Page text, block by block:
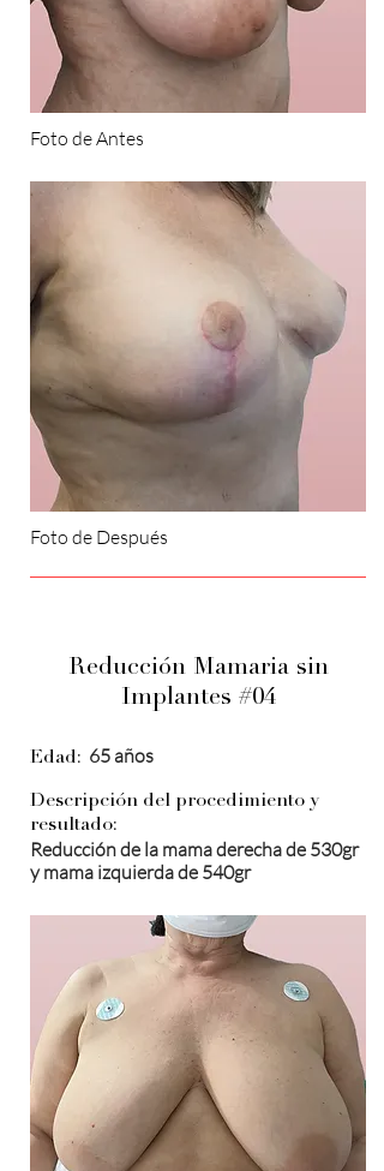
Foto de Antes
Foto de Después
Reducción Mamaria sin
Implantes #04
Edad: 65 años
Descripción del procedimiento y
resultado:
Reducción de la mama derecha de 530gr
y mama izquierda de 540gr